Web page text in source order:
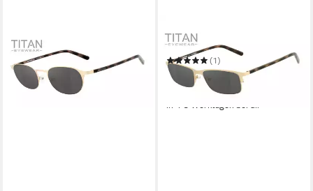
Sonnenbrille HD1016-54032
(1)
169,00 € UVP310,00 €
in 4-5 Werktagen bei dir